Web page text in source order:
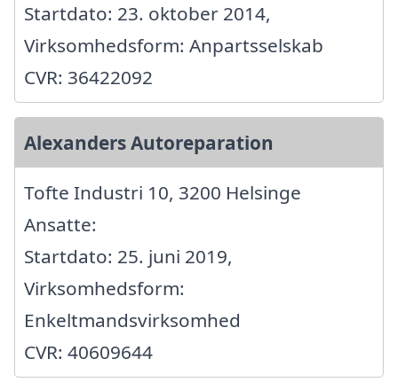
Startdato: 23. oktober 2014,
Virksomhedsform: Anpartsselskab
CVR: 36422092
Alexanders Autoreparation
Tofte Industri 10, 3200 Helsinge
Ansatte:
Startdato: 25. juni 2019,
Virksomhedsform:
Enkeltmandsvirksomhed
CVR: 40609644